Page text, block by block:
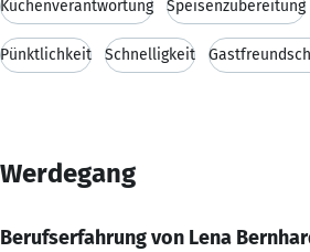
Küchenverantwortung Speisenzubereitung
Pünktlichkeit Schnelligkeit
Werdegang
Berufserfahrung von Lena